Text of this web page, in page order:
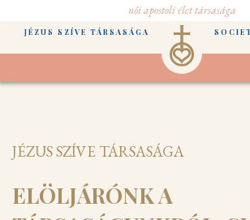
női apostoli élet társasága
JÉZUS SZÍVE TÁRSASÁGA
JÉZUS SZÍVE TÁRSASÁGA
ELÖLJÁRÓNK A